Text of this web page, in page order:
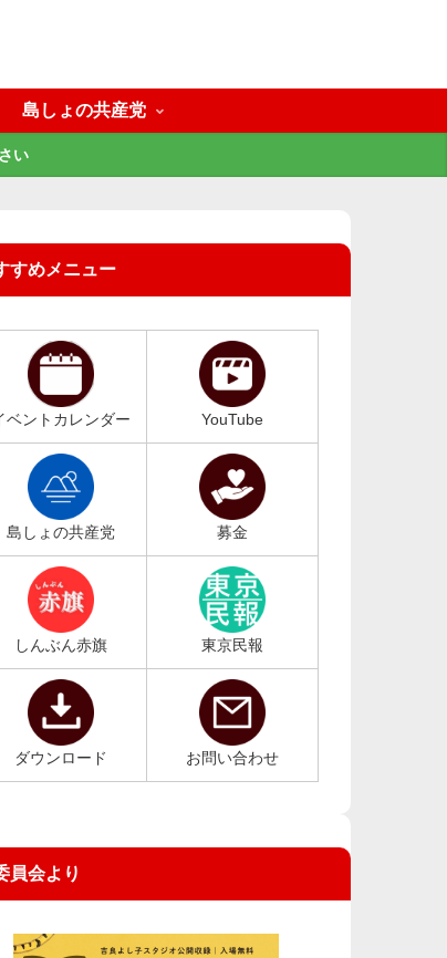
島しょの共産党
い
すめメニュー
ベントカレンダー YouTube
島しょの共産党 募金
しんぶん赤旗 東京民報
ダウンロード お問い合わせ
員会より